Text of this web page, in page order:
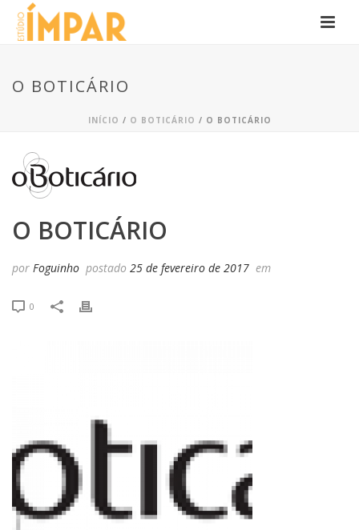
O BOTICÁRIO
INÍCIO / O BOTICÁRIO / O BOTICÁRIO
O BOTICÁRIO
por Foguinho postado 25 de fevereiro de 2017 em
0